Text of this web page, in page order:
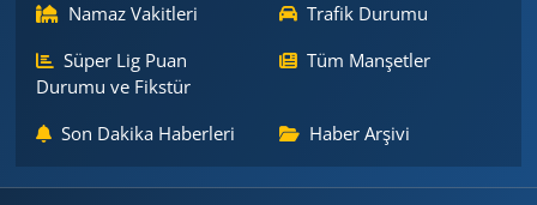
Namaz Vakitleri
Trafik Durumu
Süper Lig Puan
Durumu ve Fikstür
Tüm Manşetler
Son Dakika Haberleri Haber Arşivi